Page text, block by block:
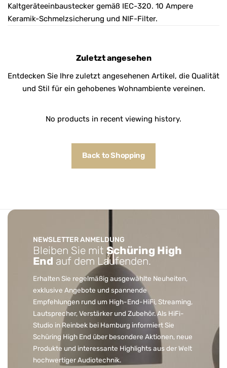
Kaltgeräteeinbaustecker gemäß IEC-320. 10 Ampere
Keramik-Schmelzsicherung und NIF-Filter.
Zuletzt angesehen
Entdecken Sie Ihre zuletzt angesehenen Artikel, die Qualität
und Stil für ein gehobenes Wohnambiente vereinen.
No products in recent viewing history.
Back to Shopping
NEWSLETTER ANMELDUNG
Bleiben Sie mitSchüring High
End auf dem Laufenden.
Erhalten Sie regelmäßig ausgewählte Neuheiten,
exklusive Angebote und spannende
Empfehlungen rund um High-End-HiFi, Streaming,
Lautsprecher, Verstärker und Zubehör. Als HiFi-
Studio in Reinbek bei Hamburg informiert Sie
Schüring High End über besondere Aktionen, neue
Produkte und interessante Highlights aus der Welt
hochwertiger Audiotechnik.